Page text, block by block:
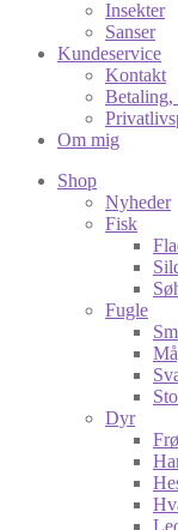
Insekter
Sanser
Kundeservice
Kontakt
Betaling,
Om mig
Shop
Nyheder
Fisk
Fugle
Dyr
Frø